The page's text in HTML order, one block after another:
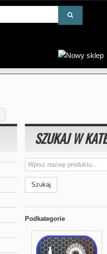
SZUKAJ W
Szukaj
Podkategorie